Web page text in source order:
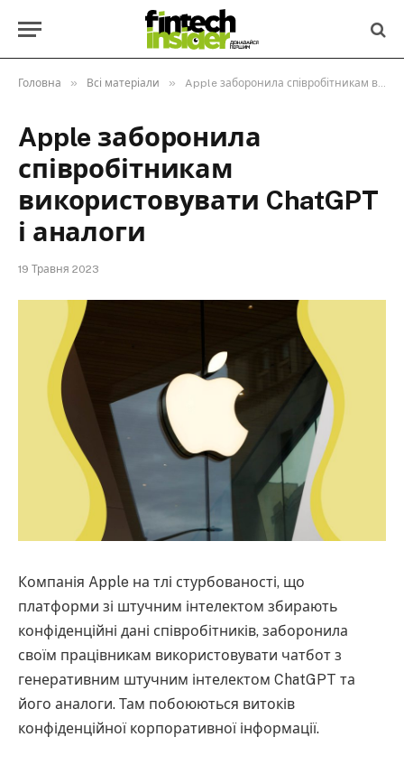
Головна » Всі матеріали » Apple заборонила співробітникам використовувати ChatGPT і аналоги
Apple заборонила
співробітникам
використовувати ChatGPT
і аналоги
19 Травня 2023
Компанія Apple на тлі стурбованості, що
платформи зі штучним інтелектом збирають
конфіденційні дані співробітників, заборонила
своїм працівникам використовувати чатбот з
генеративним штучним інтелектом ChatGPT та
його аналоги. Там побоюються витоків
конфіденційної корпоративної інформації.